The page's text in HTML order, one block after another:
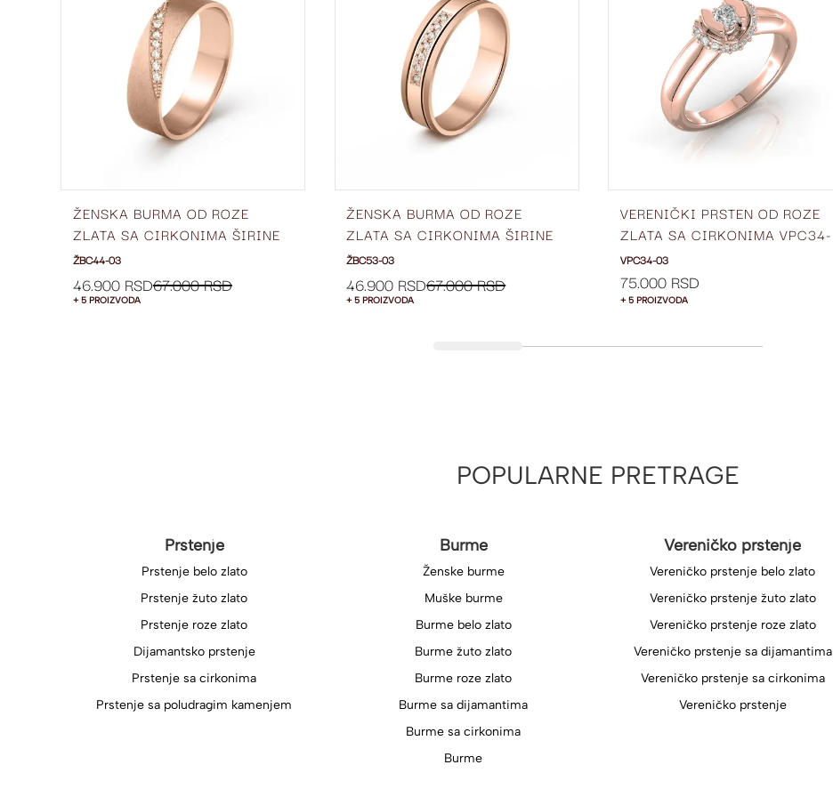
ŽENSKA BURMA OD ROZE
ZLATA SA CIRKONIMA ŠIRINE
5 MM ŽBC44-03
ŽBC44-03
46.900 RSD67.000 RSD
+ 5 PROIZVODA
ŽENSKA BURMA OD ROZE
ZLATA SA CIRKONIMA ŠIRINE
5 MM ŽBC53-03
ŽBC53-03
46.900 RSD67.000 RSD
+ 5 PROIZVODA
VERENIČKI PRSTEN OD ROZE
ZLATA SA CIRKONIMA VPC34-
03
VPC34-03
75.000 RSD
+ 5 PROIZVODA
POPULARNE PRETRAGE
Prstenje
Prstenje belo zlato
Prstenje žuto zlato
Prstenje roze zlato
Dijamantsko prstenje
Prstenje sa cirkonima
Prstenje sa poludragim kamenjem
Burme
Ženske burme
Muške burme
Burme belo zlato
Burme žuto zlato
Burme roze zlato
Burme sa dijamantima
Burme sa cirkonima
Burme
Vereničko prstenje
Vereničko prstenje belo zlato
Vereničko prstenje žuto zlato
Vereničko prstenje roze zlato
Vereničko prstenje sa dijamantima
Vereničko prstenje sa cirkonima
Vereničko prstenje